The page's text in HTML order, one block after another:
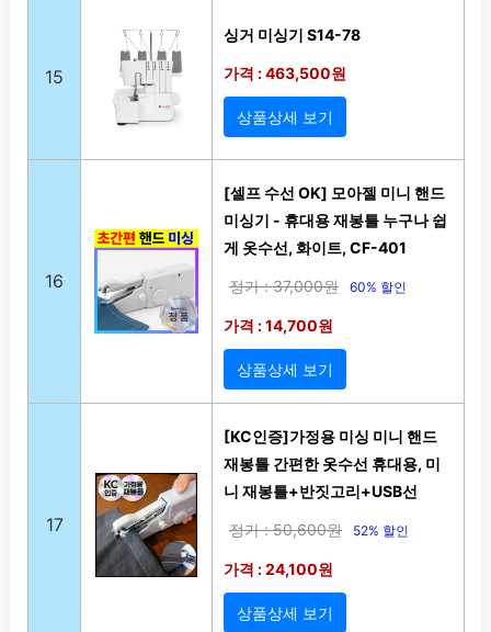
15
싱거 미싱기 S14-78
가격 : 463,500원
상품상세 보기
16
[셀프 수선 OK] 모아젤 미니 핸드
미싱기 - 휴대용 재봉틀 누구나 쉽
게 옷수선, 화이트, CF-401
정가 : 37,000원 60% 할인
가격 : 14,700원
상품상세 보기
17
[KC인증]가정용 미싱 미니 핸드
재봉틀 간편한 옷수선 휴대용, 미
니 재봉틀+반짓고리+USB선
정가 : 50,600원 52% 할인
가격 : 24,100원
상품상세 보기